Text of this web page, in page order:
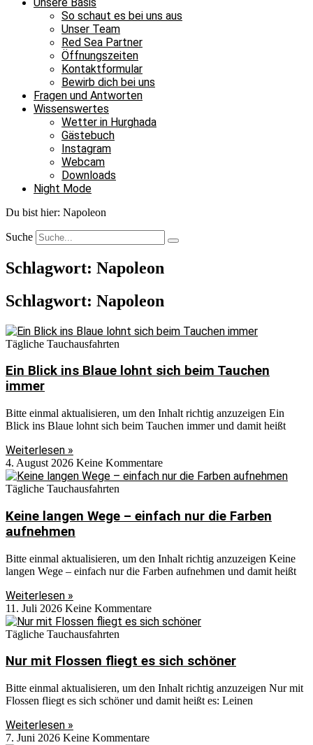
So schaut es bei uns aus
Unser Team
Red Sea Partner
Öffnungszeiten
Kontaktformular
Bewirb dich bei uns
Fragen und Antworten
Wissenswertes
Wetter in Hurghada
Gästebuch
Instagram
Webcam
Downloads
Night Mode
Du bist hier: Napoleon
Suche
Schlagwort: Napoleon
Schlagwort: Napoleon
Tägliche Tauchausfahrten
Ein Blick ins Blaue lohnt sich beim Tauchen
immer
Bitte einmal aktualisieren, um den Inhalt richtig anzuzeigen Ein
Blick ins Blaue lohnt sich beim Tauchen immer und damit heißt
Weiterlesen »
4. August 2026 Keine Kommentare
Tägliche Tauchausfahrten
Keine langen Wege – einfach nur die Farben
aufnehmen
Bitte einmal aktualisieren, um den Inhalt richtig anzuzeigen Keine
langen Wege – einfach nur die Farben aufnehmen und damit heißt
Weiterlesen »
11. Juli 2026 Keine Kommentare
Tägliche Tauchausfahrten
Nur mit Flossen fliegt es sich schöner
Bitte einmal aktualisieren, um den Inhalt richtig anzuzeigen Nur mit
Flossen fliegt es sich schöner und damit heißt es: Leinen
Weiterlesen »
7. Juni 2026 Keine Kommentare